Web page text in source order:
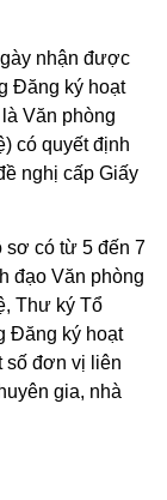
nhận được
Đăng ký hoạt
Văn phòng
có quyết định
nghị cấp Giấy
sơ có từ 5 đến 7
đạo Văn phòng
Thư ký Tổ
Đăng ký hoạt
số đơn vị liên
gia, nhà